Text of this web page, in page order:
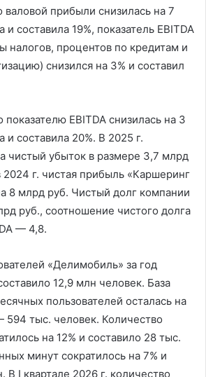
валовой прибыли снизилась на 7
составила 19%, показатель EBITDA
налогов, процентов по кредитам и
снизился на 3% и составил
показателю EBITDA снизилась на 3
и составила 20%. В 2025 г.
чистый убыток в размере 3,7 млрд
2024 г. чистая прибыль «Каршеринг
8 млрд руб. Чистый долг компании
руб., соотношение чистого долга
— 4,8.
«Делимобиль» за год
12,9 млн человек. База
пользователей осталась на
тыс. человек. Количество
на 12% и составило 28 тыс.
минут сократилось на 7% и
В I квартале 2026 г. количество